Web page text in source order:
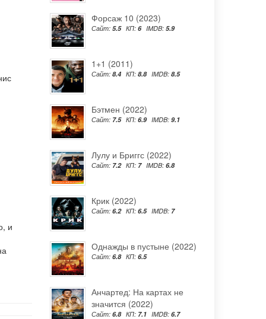
и
Форсаж 10 (2023)
Сайт: 5.5 КП: 6 IMDB: 5.9
1+1 (2011)
Сайт: 8.4 КП: 8.8 IMDB: 8.5
Бэтмен (2022)
Сайт: 7.5 КП: 6.9 IMDB: 9.1
Лулу и Бриггс (2022)
Сайт: 7.2 КП: 7 IMDB: 6.8
Крик (2022)
Сайт: 6.2 КП: 6.5 IMDB: 7
Однажды в пустыне (2022)
Сайт: 6.8 КП: 6.5
Анчартед: На картах не
значится (2022)
Сайт: 6.8 КП: 7.1 IMDB: 6.7